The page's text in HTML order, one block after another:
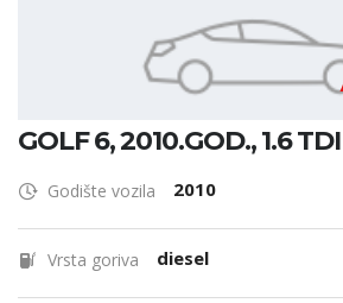
GOLF 6, 2010.GOD., 1.6 TDI
Godište vozila 2010
Vrsta goriva diesel